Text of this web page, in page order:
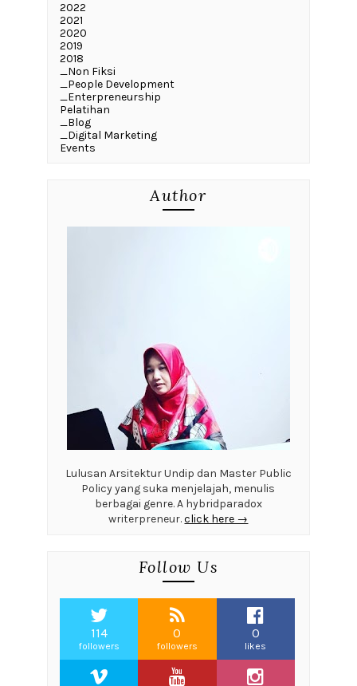
2022
2021
2020
2019
2018
_Non Fiksi
_People Development
_Enterpreneurship
Pelatihan
_Blog
_Digital Marketing
Events
Author
Lulusan Arsitektur Undip dan Master Public
Policy yang suka menjelajah, menulis
berbagai genre. A hybridparadox
writerpreneur.click here →
Follow Us
114
followers
0
followers
0
likes